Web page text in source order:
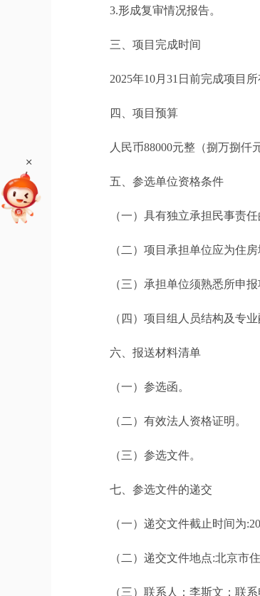
3.形成复审情况报告。
三、项目完成时间
2025年10月31日前完成项目所
四、项目预算
人民币88000元整（捌万捌仟元
五、参选单位资格条件
（一）具有独立承担民事责任的
（二）项目承担单位应为住房
（三）承担单位须熟悉所申报
（四）项目组人员结构及专业
六、报送材料清单
（一）参选函。
（二）有效法人资格证明。
（三）参选文件。
七、参选文件的递交
（一）递交文件截止时间为
（二）递交文件地点:北京市住
（三）联系人：李斯文；联系电
+